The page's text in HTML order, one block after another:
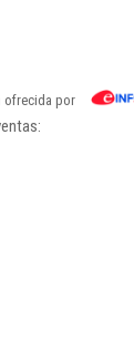
ofrecida por